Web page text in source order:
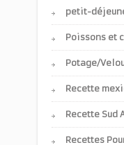
petit-
Poissons et
Potage/
Recette
Recette Sud
Recettes